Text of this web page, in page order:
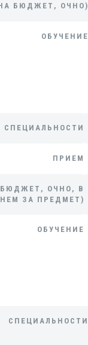
БЮДЖЕТ, ОЧНО)
ОБУЧЕНИЕ
СПЕЦИАЛЬНОСТИ
ПРИЕМ
ОЧНО, В
ЗА ПРЕДМЕТ)
ОБУЧЕНИЕ
СПЕЦИАЛЬНОСТИ